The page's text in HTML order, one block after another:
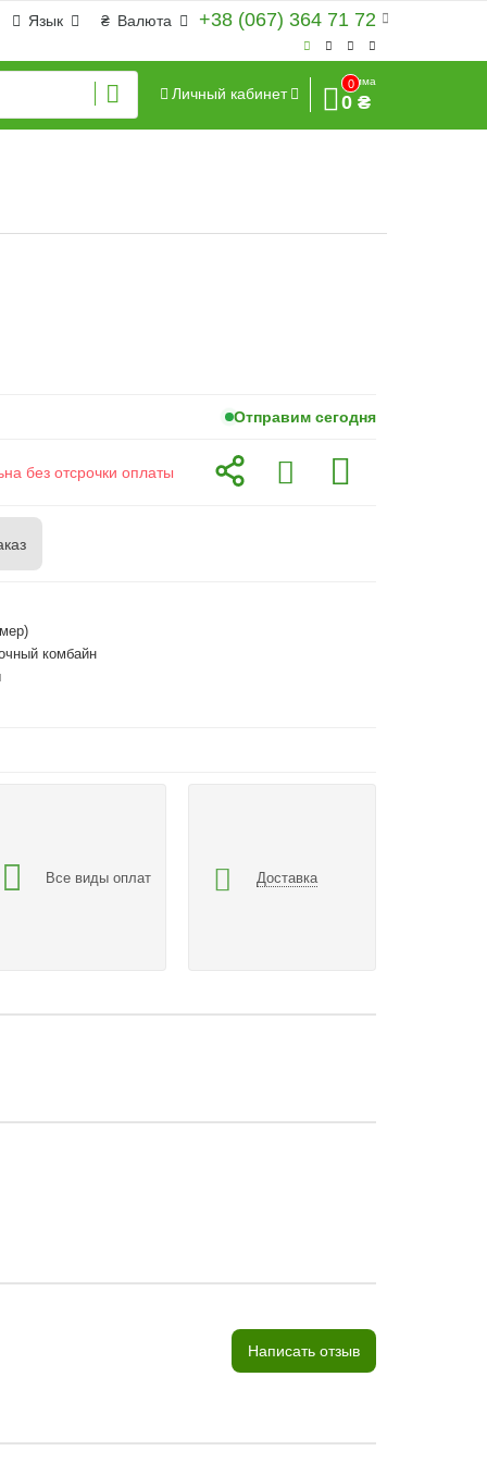
+38 (067) 364 71 72
₴ Валюта
Язык
Личный кабинет
0
Сумма
0 ₴
Отправим сегодня
без отсрочки оплаты
комбайн
Все виды оплат Доставка
Написать отзыв